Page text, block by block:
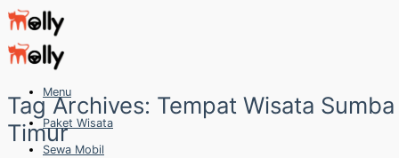
Skip
to
content
Menu
Paket Wisata
Sewa Mobil
Tag Archives: Tempat Wisata Sumba
Timur